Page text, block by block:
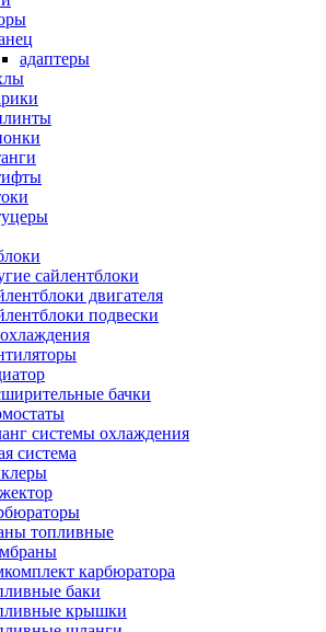
адаптеры
сайлентблоки
двигателя
подвески
бачки
системы охлаждения
система
топливные
карбюратора
баки
крышки